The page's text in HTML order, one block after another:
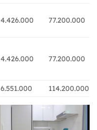
4.426.000 77.200.000
4.426.000 77.200.000
6.551.000 114.200.000